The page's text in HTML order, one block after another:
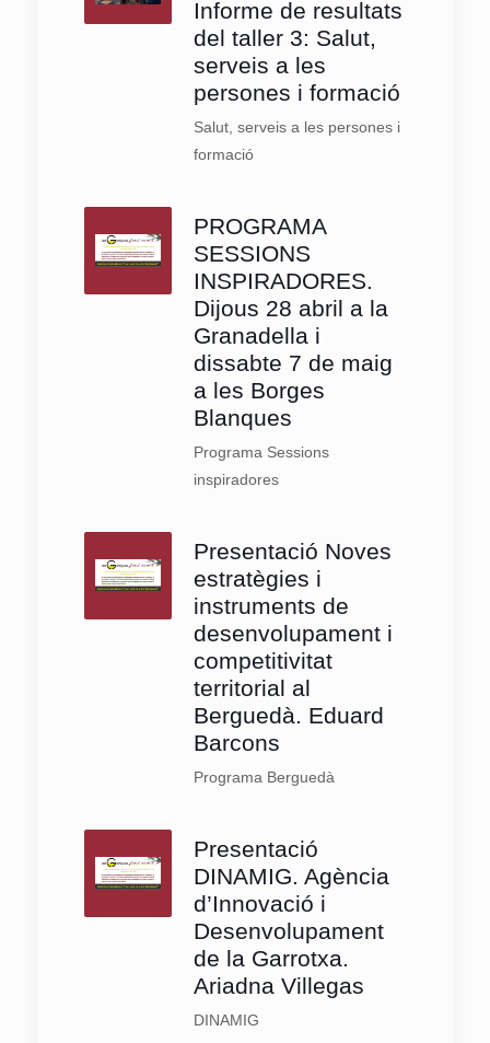
Informe de resultats
del taller 3: Salut,
serveis a les
persones i formació
Salut, serveis a les persones i
formació
PROGRAMA
SESSIONS
INSPIRADORES.
Dijous 28 abril a la
Granadella i
dissabte 7 de maig
a les Borges
Blanques
Programa Sessions
inspiradores
Presentació Noves
estratègies i
instruments de
desenvolupament i
competitivitat
territorial al
Berguedà. Eduard
Barcons
Programa Berguedà
Presentació
DINAMIG. Agència
d’Innovació i
Desenvolupament
de la Garrotxa.
Ariadna Villegas
DINAMIG